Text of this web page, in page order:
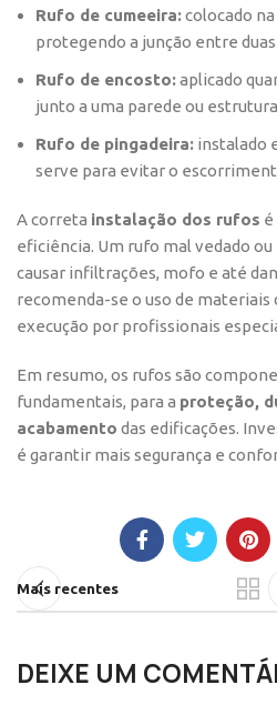
Rufo de cumeeira:colocado
protegendo a junção entre
Rufo de encosto:aplicado
junto a uma parede ou
Rufo de pingadeira: instalado
serve para evitar o
A correta instalação dos rufos é
eficiência. Um rufo mal vedado
causar infiltrações, mofo e até
recomenda-se o uso de materiais
execução por profissionais
Em resumo, os rufos são
fundamentais, para a proteção,
acabamento das edificações.
é garantir mais segurança e
Mais recentes
DEIXE UM